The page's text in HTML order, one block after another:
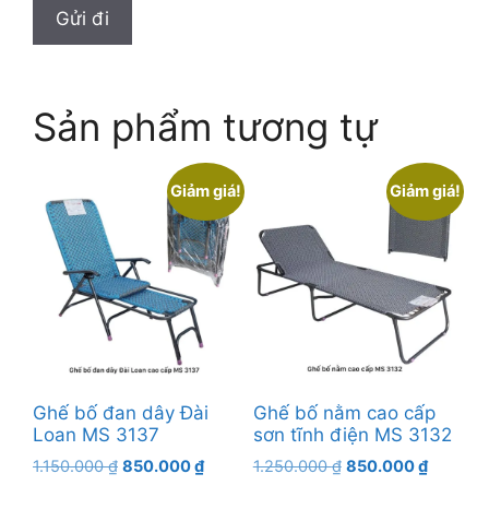
Sản phẩm tương tự
Giảm giá!
Ghế bố đan dây Đài
Loan MS 3137
1.150.000₫ Giá
850.000₫Giá
Giảm giá!
Ghế bố nằm cao cấp
sơn tĩnh điện MS 3132
1.250.000₫ Giá
850.000₫Giá